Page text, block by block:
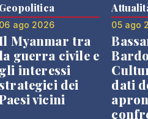
Geopolitica
06 ago 2026
Myanmar tra
la guerra civile e
gli interessi
strategici dei
vicini
05 ago
dati